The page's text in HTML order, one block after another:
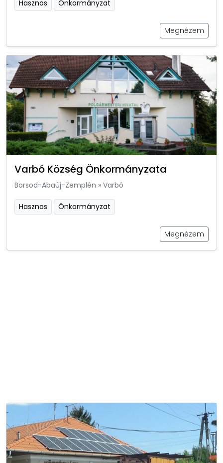
Hasznos Önkormányzat
Megnézem
Varbó Község Önkormányzata
Borsod-Abaúj-Zemplén » Varbó
Hasznos Önkormányzat
Megnézem